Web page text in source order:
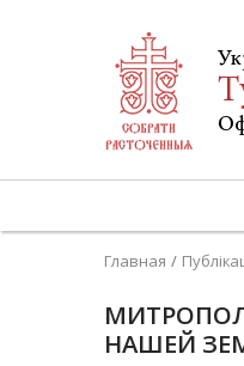
Главная
НАШЕЙ